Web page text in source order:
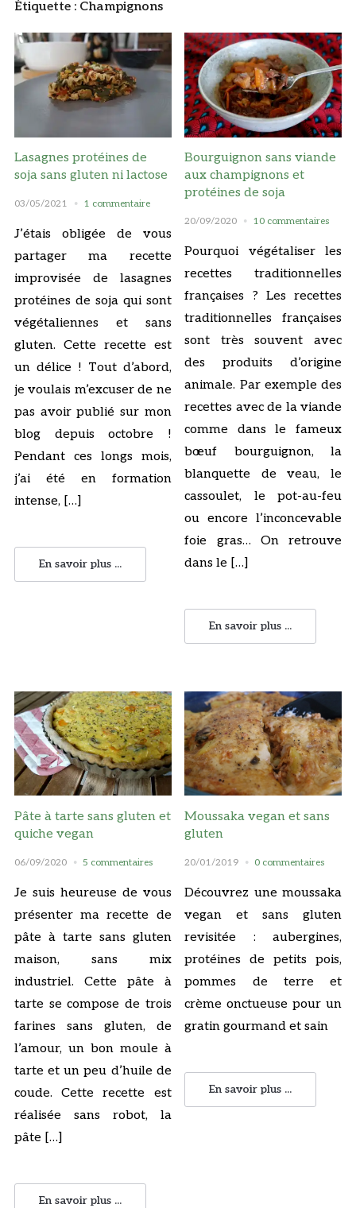
Étiquette : Champignons
Lasagnes protéines de
soja sans gluten ni lactose
03/05/2021 1 commentaire
J’étais obligée de vous
partager ma recette
improvisée de lasagnes
protéines de soja qui sont
végétaliennes et sans
gluten. Cette recette est
un délice ! Tout d’abord,
je voulais m’excuser de ne
pas avoir publié sur mon
blog depuis octobre !
Pendant ces longs mois,
j’ai été en formation
intense, […]
En savoir plus ...
Bourguignon sans viande
aux champignons et
protéines de soja
20/09/2020 10 commentaires
Pourquoi végétaliser les
recettes traditionnelles
françaises ? Les recettes
traditionnelles françaises
sont très souvent avec
des produits d’origine
animale. Par exemple des
recettes avec de la viande
comme dans le fameux
bœuf bourguignon, la
blanquette de veau, le
cassoulet, le pot-au-feu
ou encore l’inconcevable
foie gras… On retrouve
dans le […]
En savoir plus ...
Pâte à tarte sans gluten et
quiche vegan
06/09/2020 5 commentaires
Je suis heureuse de vous
présenter ma recette de
pâte à tarte sans gluten
maison, sans mix
industriel. Cette pâte à
tarte se compose de trois
farines sans gluten, de
l’amour, un bon moule à
tarte et un peu d’huile de
coude. Cette recette est
réalisée sans robot, la
pâte […]
En savoir plus ...
Moussaka vegan et sans
gluten
20/01/2019 0 commentaires
Découvrez une moussaka
vegan et sans gluten
revisitée : aubergines,
protéines de petits pois,
pommes de terre et
crème onctueuse pour un
gratin gourmand et sain
En savoir plus ...